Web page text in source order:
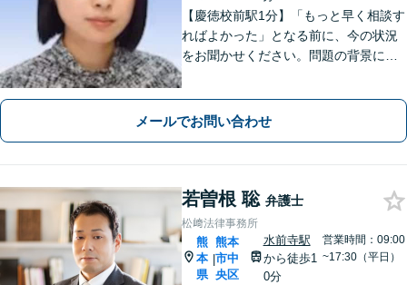
【慶徳校前駅1分】「もっと早く相談す
ればよかった」となる前に、今の状況
をお聞かせください。問題の背景にも
間面談可】
メールでお問い合わせ
若曽根 聡 弁護士
松﨑法律事務所
熊
本
県
|
熊本
市中
央区
水前寺駅
から徒歩1
0分
営業時間：09:00
~17:30（平日）